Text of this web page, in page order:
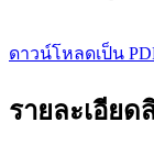
ดาวน์โหลดเป็น
รายละเอียด